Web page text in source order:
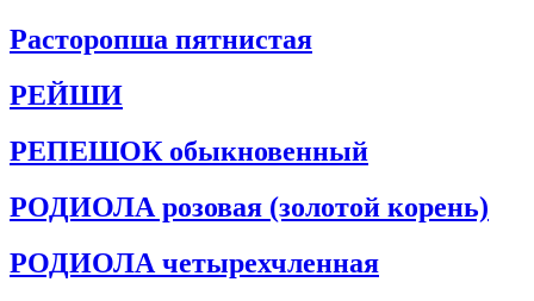
Расторопша пятнистая
РЕЙШИ
РЕПЕШОК обыкновенный
РОДИОЛА розовая (золотой корень)
РОДИОЛА четырехчленная